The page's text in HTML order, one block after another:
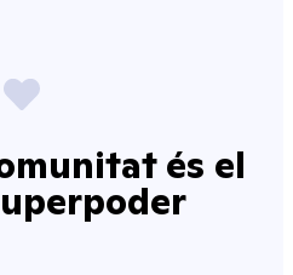
és el